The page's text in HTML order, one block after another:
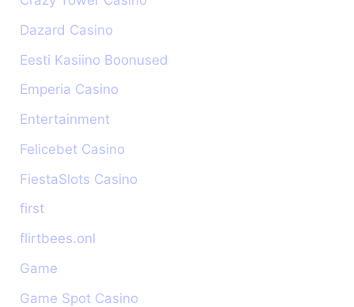
Dazard Casino
Eesti Kasiino Boonused
Emperia Casino
Entertainment
Felicebet Casino
FiestaSlots Casino
first
flirtbees.onl
Game
Game Spot Casino